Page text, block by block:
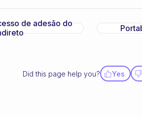
de adesão do
Did this page help you? Yes